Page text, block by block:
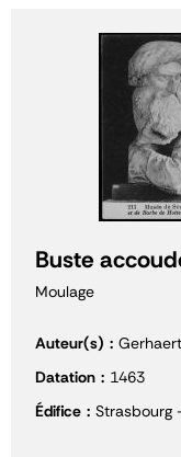
Buste
Moulage
Auteur(s)
Datation
1463
Édifice
Strasbourg